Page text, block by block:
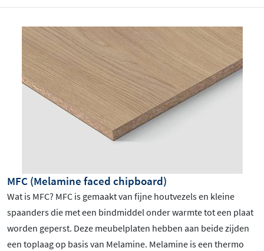
MFC (Melamine faced chipboard)
Wat is MFC? MFC is gemaakt van fijne houtvezels en kleine
spaanders die met een bindmiddel onder warmte tot een plaat
worden geperst. Deze meubelplaten hebben aan beide zijden
een toplaag op basis van Melamine. Melamine is een thermo